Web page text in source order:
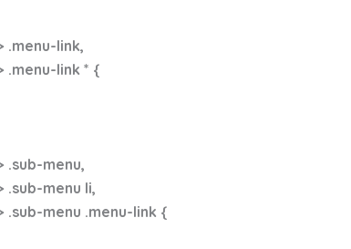
.menu-link,
.menu-link * {
menu,
menu li,
menu .menu-link {